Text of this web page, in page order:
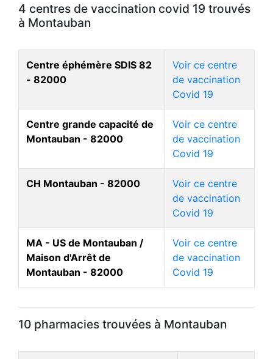
4 centres de vaccination covid 19 trouvés
à Montauban
Centre éphémère SDIS 82
- 82000
Voir ce centre
de vaccination
Covid 19
Centre grande capacité de
Montauban - 82000
Voir ce centre
de vaccination
Covid 19
CH Montauban - 82000
Voir ce centre
de vaccination
Covid 19
MA - US de Montauban /
Maison d'Arrêt de
Montauban - 82000
Voir ce centre
de vaccination
Covid 19
10 pharmacies trouvées à Montauban